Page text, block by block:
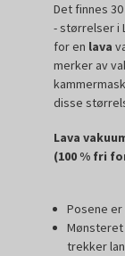
Det finnes
- størrelser i
for en lava
merker av
disse
Lava
(100 % fri
Posene
trekker